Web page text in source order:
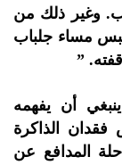
وغير ذلك من
مساء جلباب
”
أن يفهمه
فقدان الذاكرة
المدافع عن